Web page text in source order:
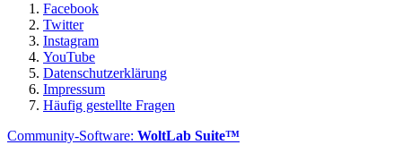
Facebook
Twitter
Instagram
YouTube
Datenschutzerklärung
Impressum
Häufig gestellte Fragen
Community-Software: WoltLab Suite™